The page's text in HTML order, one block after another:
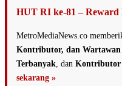
HUT RI ke-81 – Reward
MetroMediaNews.co
Kontributor, dan Wartawan
Terbanyak , dan Kontributor
sekarang »